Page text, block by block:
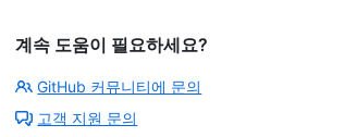
계속 도움이 필요하세요?
GitHub 커뮤니티에 문의
고객 지원 문의